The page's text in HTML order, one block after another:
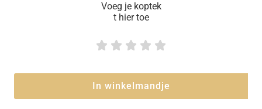
Voeg je koptek
t hier toe
    
In winkelmandje